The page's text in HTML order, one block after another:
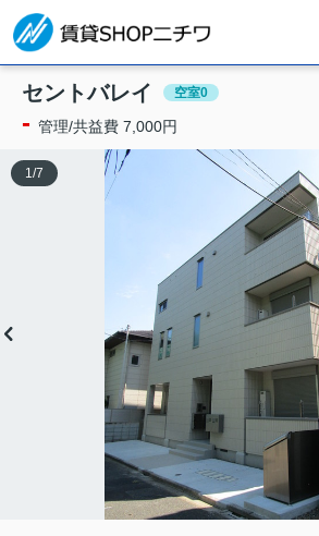
セントバレイ 空室0
- 管理/共益費 7,000円
1 /7